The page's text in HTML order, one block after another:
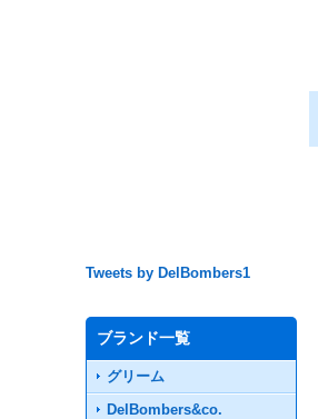
Tweets by DelBombers1
ブランド一覧
グリーム
DelBombers&co.